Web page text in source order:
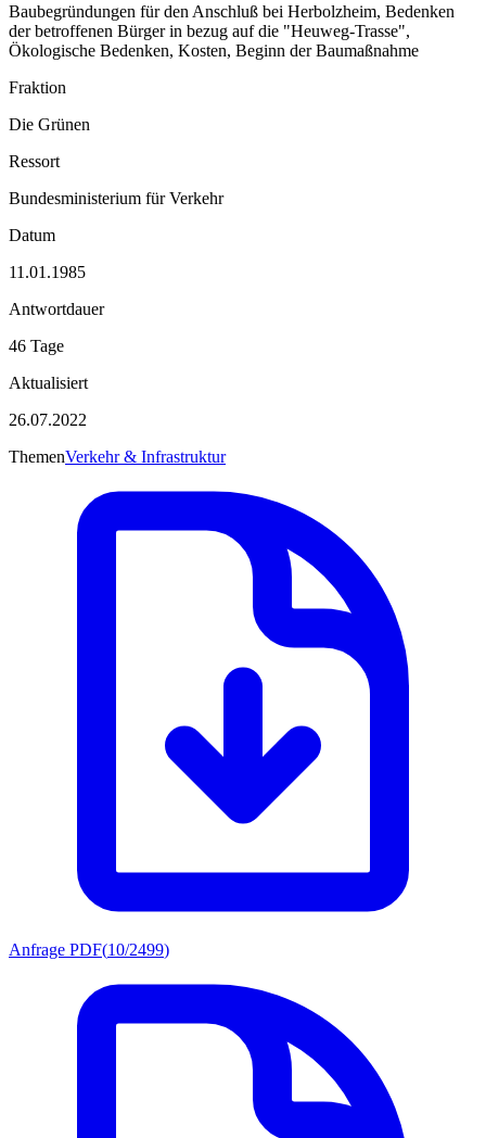
Baubegründungen für den Anschluß bei Herbolzheim, Bedenken
der betroffenen Bürger in bezug auf die "Heuweg-Trasse",
Ökologische Bedenken, Kosten, Beginn der Baumaßnahme
Fraktion
Die Grünen
Ressort
Bundesministerium für Verkehr
Datum
11.01.1985
Antwortdauer
46 Tage
Aktualisiert
26.07.2022
ThemenVerkehr & Infrastruktur
Anfrage PDF(10/2499)